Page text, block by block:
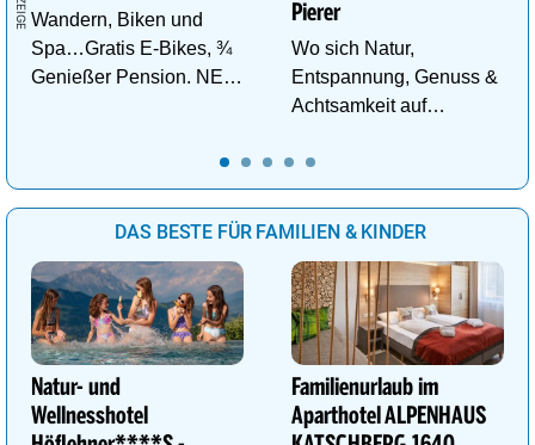
Wandern, Biken und
Spa…Gratis E-Bikes, ¾
Genießer Pension. NEU:
Pierer
Wo sich Natur,
Entspannung, Genuss &
Achtsamkeit auf
begegnen.
DAS BESTE FÜR FAMILIEN & KINDER
Natur- und
Wellnesshotel
Familienurlaub im
Aparthotel ALPENHAUS